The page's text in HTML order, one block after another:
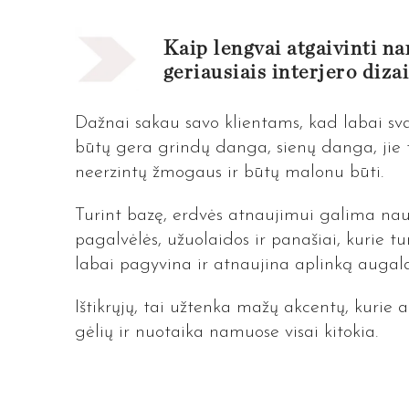
Kaip lengvai atgaivinti
geriausiais interjero
Dažnai sakau savo klientams, kad labai
būtų gera grindų danga, sienų danga,
neerzintų žmogaus ir būtų malonu būti.
Turint bazę, erdvės atnaujimui galima
pagalvėlės, užuolaidos ir panašiai, kurie
labai pagyvina ir atnaujina aplinką
Ištikrųjų, tai užtenka mažų akcentų,
gėlių ir nuotaika namuose visai kitokia.